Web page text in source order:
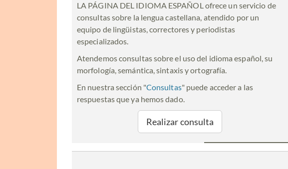
LA PÁGINA DEL IDIOMA ESPAÑOL ofrece un servicio de
consultas sobre la lengua castellana, atendido por un
equipo de lingüistas, correctores y periodistas
especializados.
Atendemos consultas sobre el uso del idioma español, su
morfología, semántica, sintaxis y ortografía.
En nuestra sección "Consultas" puede acceder a las
respuestas que ya hemos dado.
Realizar consulta